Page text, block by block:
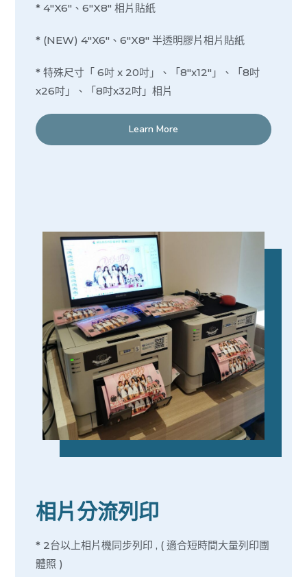
* 4″X6″、6″X8″ 相片貼紙
* (NEW) 4″X6″、6″X8″ 半透明膠片相片貼紙
* 特殊尺寸「 6吋 x 20吋」、「8″x12″」、「8吋
x26吋」、「8吋x32吋」相片
Learn More
相片分流列印
* 2台以上相片機同步列印 , ( 適合短時間大量列印團
體照 )